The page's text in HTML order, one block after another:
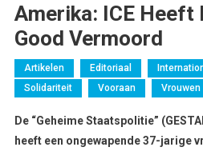
Amerika: ICE Heeft
Good Vermoord
Artikelen Editoriaal
Solidariteit
Vooraan Vrouwen
De “Geheime Staatspolitie”
heeft een ongewapende 37-jarige